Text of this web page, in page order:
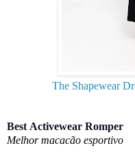
The Shapewear
Best Activewear Romper
Melhor macacão esportivo